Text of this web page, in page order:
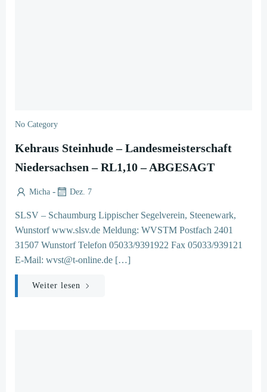
No Category
Kehraus Steinhude – Landesmeisterschaft
Niedersachsen – RL1,10 – ABGESAGT
Micha - Dez. 7
SLSV – Schaumburg Lippischer Segelverein, Steenewark,
Wunstorf www.slsv.de Meldung: WVSTM Postfach 2401
31507 Wunstorf Telefon 05033/9391922 Fax 05033/939121
E-Mail: wvst@t-online.de […]
Weiter lesen